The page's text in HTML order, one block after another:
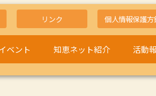
リンク 個人情報保護方
ベント 知恵ネット紹介 活動